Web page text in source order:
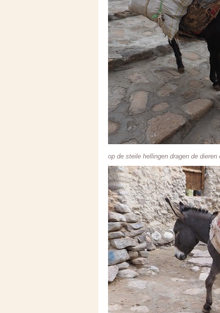
op de steile hellingen dragen de